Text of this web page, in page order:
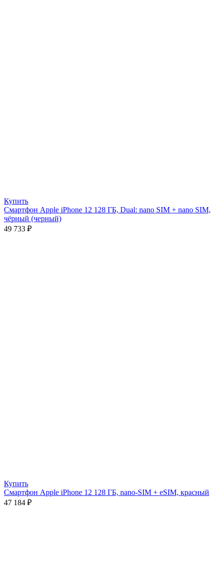
Купить
Смартфон Apple iPhone 12 128 ГБ, Dual: nano SIM + nano SIM,
чёрный (черный)
49 733 ₽
Купить
Смартфон Apple iPhone 12 128 ГБ, nano-SIM + eSIM, красный
47 184 ₽